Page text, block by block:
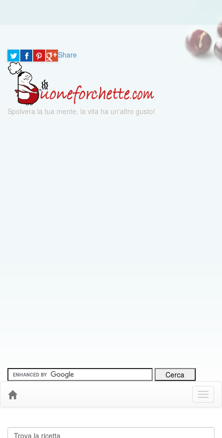
Share
Spolvera la tua mente, la vita ha un'altro gusto!
Menu
Down
Cerca